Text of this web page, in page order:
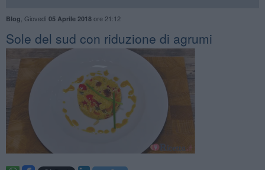
Blog Giovedì 05 Aprile 2018ore 21:12
Sole del sud con riduzione di agrumi